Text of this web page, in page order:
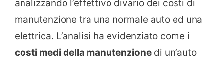
analizzando l’effettivo divario dei costi di
manutenzione tra una normale auto ed una
elettrica. L’analisi ha evidenziato come i
costi medi della manutenzione di un’auto